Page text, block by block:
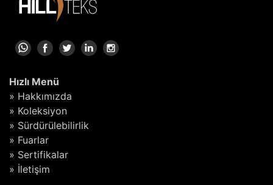
Hızlı Menü
» Hakkımızda
» Koleksiyon
» Sürdürülebilirlik
» Fuarlar
» Sertifikalar
» İletişim